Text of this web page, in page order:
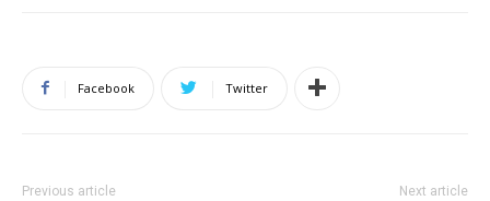
Facebook Twitter
Previous article Next article